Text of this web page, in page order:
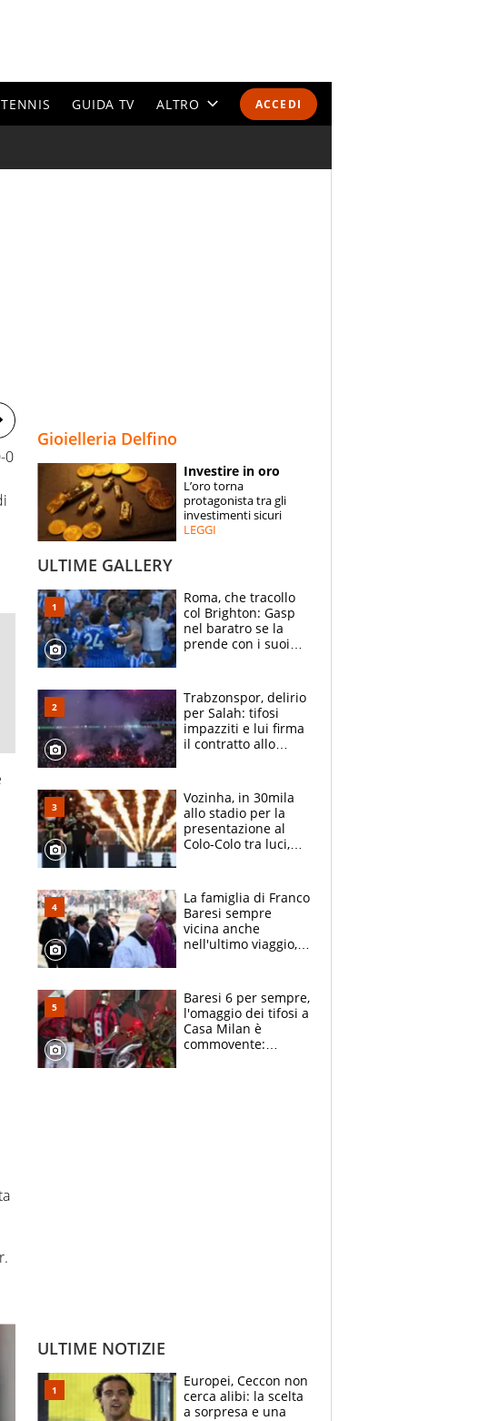
ACCEDI
TENNIS GUIDA TV ALTRO
ESPERTI
CONTATTI
0
Gioielleria Delfino
Investire in oro
L’oro torna
protagonista tra gli
investimenti sicuri
LEGGI
ULTIME GALLERY
Roma, che tracollo
col Brighton: Gasp
nel baratro se la
prende con i suoi
Trabzonspor, delirio
per Salah: tifosi
impazziti e lui firma
il contratto allo
Vozinha, in 30mila
allo stadio per la
presentazione al
Colo-Colo tra luci,
La famiglia di Franco
Baresi sempre
vicina anche
nell'ultimo viaggio,
circondati
dall'affetto dei tifosi
Baresi 6 per sempre,
l'omaggio dei tifosi a
Casa Milan è
commovente:
ULTIME NOTIZIE
Europei, Ceccon non
cerca alibi: la scelta
a sorpresa e una